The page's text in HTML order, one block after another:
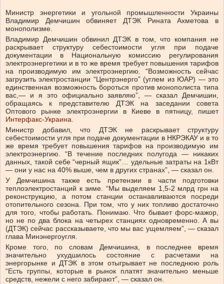
Министр энергетики и угольной промышленности Украины
Владимир Демчишин обвиняет ДТЭК Рината Ахметова в
монополизме.
Владимир Демчишин обвинил ДТЭК в том, что компания не
раскрывает структуру себестоимости угля при подаче
документации в Национальную комиссию регулирования
электроэнергетики и в то же время требует повышения тарифов
на производимую им электроэнергию. “Возможность сейчас
загрузить электростанции “Центрэнерго” (углем из ЮАР) — это
единственная возможность бороться против монополиста типа
вас,— и я это официально заявляю”, — сказал Демчишин,
обращаясь к представителю ДТЭК на заседании совета
Оптового рынке электроэнергии в Киеве в пятницу, пишет
Интерфакс-Украина.
Министр добавил, что ДТЭК не раскрывает структуру
себестоимости угля при подаче документации в НКРЭКАУ и в то
же время требует повышения тарифов на производимую им
электроэнергию. “В течение последних полугода — никаких
данных, такой себе “черный ящик”… удельные затраты на 1кВт
— они у нас на 40% выше, чем в других странах”, — сказал он.
У Демчишина также есть претензии в части подготовки
теплоэлектростанций к зиме. “Мы выделяем 1,5-2 млрд грн на
реконструкцию, а потом станции останавливаются посреди
отопительного сезона. При том, что у них топливо достаточно
для того, чтобы работать. Понимаю. Что бывает форс-мажор,
но не по два блока на четырех станциях одновременно. А вы
(ДТЭК) сейчас рассказываете, что мы вас ущемляем”, — сказал
глава Минэнергоугля.
Кроме того, по словам Демчишина, в последнее время
значительно ухудшилось состояние с расчетами на
энергорынке и ДТЭК в этом отыгрывает не последнюю роль
“Есть группы, которые в рынок платят значительно меньше
средств, нежели с него забирают”, — сказал он.